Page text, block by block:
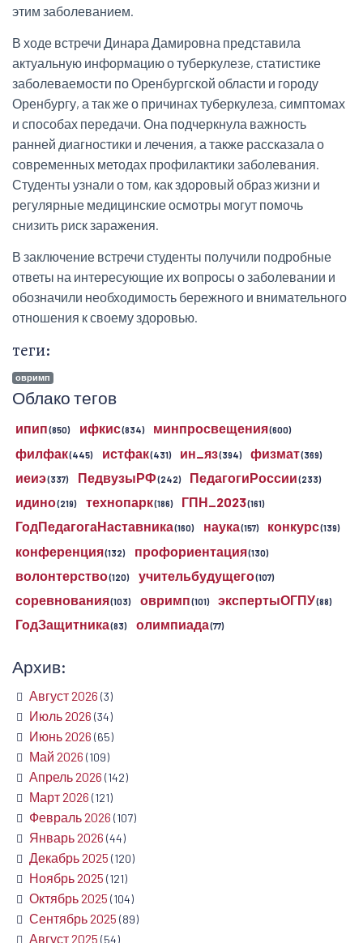
этим заболеванием.
В ходе встречи Динара Дамировна представила
актуальную информацию о туберкулезе, статистике
заболеваемости по Оренбургской области и городу
Оренбургу, а так же о причинах туберкулеза, симптомах
и способах передачи. Она подчеркнула важность
ранней диагностики и лечения, а также рассказала о
современных методах профилактики заболевания.
Студенты узнали о том, как здоровый образ жизни и
регулярные медицинские осмотры могут помочь
снизить риск заражения.
В заключение встречи студенты получили подробные
ответы на интересующие их вопросы о заболевании и
обозначили необходимость бережного и внимательного
отношения к своему здоровью.
теги:
овримп
Облако тегов
ипип(850) ифкис(834) минпросвещения(600)
филфак(445) истфак(431) ин_яз(394) физмат(369)
иеиэ(337) ПедвузыРФ(242) ПедагогиРоссии(233)
идино(219) технопарк(186) ГПН_2023(161)
ГодПедагогаНаставника(160) наука(157) конкурс(139)
конференция(132) профориентация(130)
волонтерство(120) учительбудущего(107)
соревнования(103) овримп(101) экспертыОГПУ(88)
ГодЗащитника(83) олимпиада(77)
Архив:
Август 2026 (3)
Июль 2026 (34)
Июнь 2026 (65)
Май 2026 (109)
Апрель 2026 (142)
Март 2026 (121)
Февраль 2026 (107)
Январь 2026 (44)
Декабрь 2025 (120)
Ноябрь 2025 (121)
Октябрь 2025 (104)
Сентябрь 2025 (89)
Август 2025 (54)